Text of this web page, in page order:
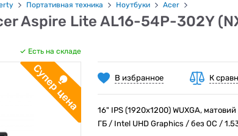
Портативная техника Ноутбуки Acer
Aspire Lite AL16-54P-302Y
Есть на складе
В избранное К
16" IPS (1920x1200) WUXGA,
ГБ / Intel UHD Graphics / без ОС /